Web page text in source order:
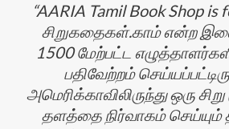
AARIA Tamil Book Shop is
சிறுகதைகள்.காம் என்ற
1500 மேற்பட்ட
பதிவேற்றம்
அமெரிக்காவிலிருந்து ஒரு
தளத்தை நிர்வாகம் செய்யும்